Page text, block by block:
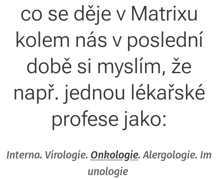
co se děje v Matrixu
kolem nás v poslední
době si myslím, že
např. jednou lékařské
profese jako:
Interna. Virologie. Onkologie.Alergologie. Im
unologie